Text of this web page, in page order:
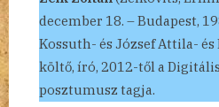
december 18. – Budapest,
Kossuth- és József Attila-
költő, író, 2012-től a
posztumusz tagja.